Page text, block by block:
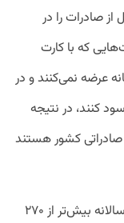
صادرات را در
که با کارت
عرضه نمی‌کنند و در
کنند، در نتیجه
کشور هستند
به گفته میرکریمی، روسیه بازار بزرگی است که سالانه بیش‌تر از ۲۷۰